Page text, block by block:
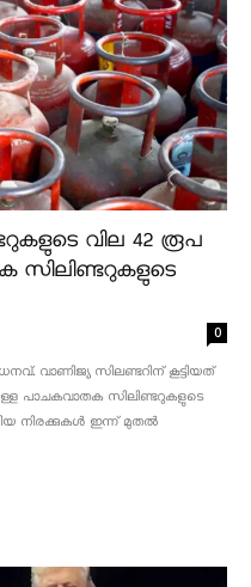
വില 42 രൂപ
സിലിണ്ടറുകളുടെ
0
വാണിജ്യ സിലണ്ടറിന് കൂട്ടിയത്
പാചകവാതക സിലിണ്ടറുകളുടെ
നിരക്കുകൾ ഇന്ന് മുതൽ